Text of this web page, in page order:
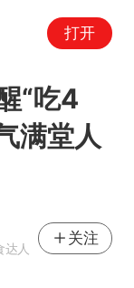
打开
“吃4
满堂人
达人
关注